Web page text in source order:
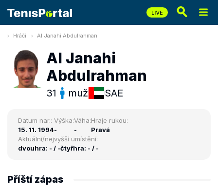
Hráči Al Janahi Abdulrahman
Al Janahi
Abdulrahman
31 muž SAE
Datum nar.:
15. 11. 1994
Výška:
-
Váha:
-
Hraje rukou:
Pravá
Aktuální/nejvyšší umístění:
dvouhra: - / -čtyřhra: - / -
Příští zápas